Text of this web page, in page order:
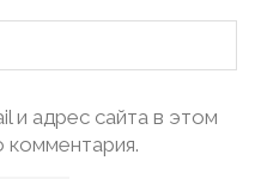
и адрес сайта в этом